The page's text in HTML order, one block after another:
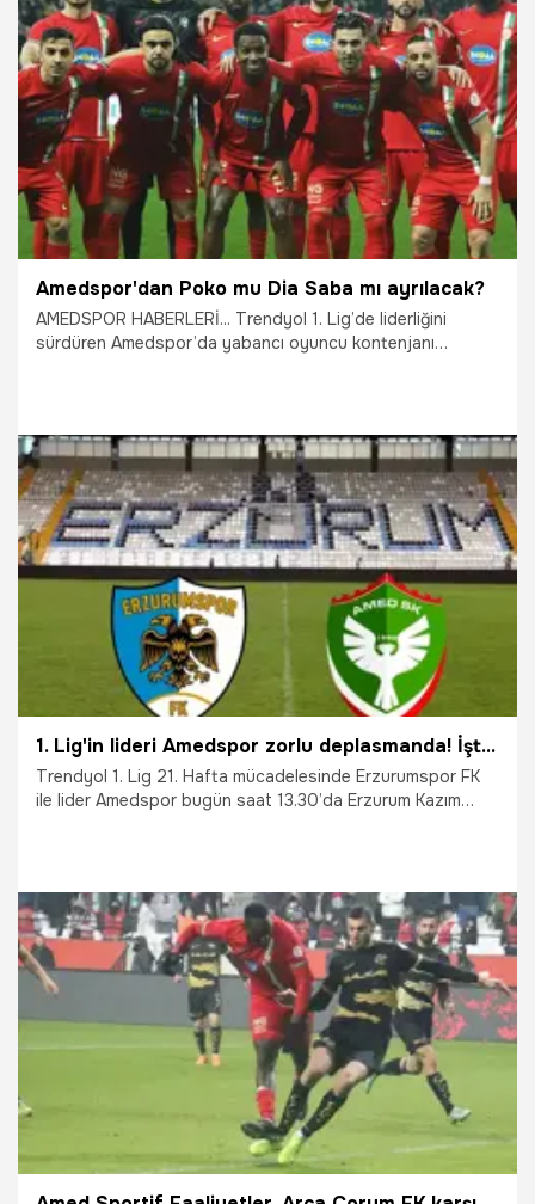
6.02.2026 Diyarbakır
Amedspor'dan Poko mu Dia Saba mı ayrılacak?
AMEDSPOR HABERLERİ... Trendyol 1. Lig’de liderliğini
sürdüren Amedspor’da yabancı oyuncu kontenjanı
5.02.2026 Diyarbakır
1. Lig'in lideri Amedspor zorlu deplasmanda! İşte Amedspor - Erzurumspor maçının muhtemel 11'i
Trendyol 1. Lig 21. Hafta mücadelesinde Erzurumspor FK
ile lider Amedspor bugün saat 13.30’da Erzurum Kazım
rakibi Erokspor'un berabere kaldığı, Pendikspor'un ise
yenildiği haftada Erzurumspor'u yenip puan farkını 7'ye
çıkarmak istiyor.
18.01.2026 Şampiy10